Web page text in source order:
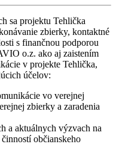
sa projektu Tehlička
zbierky, kontaktné
s finančnou podporou
o.z. ako aj zaistením
v projekte Tehlička,
účelov:
vo verejnej
zbierky a zaradenia
a aktuálnych výzvach na
občianskeho